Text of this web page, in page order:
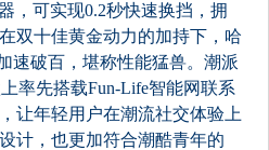
，可实现0.2秒快速换挡，拥
双十佳黄金动力的加持下，哈
速破百，堪称性能猛兽。潮派
率先搭载Fun-Life智能网联系
让年轻用户在潮流社交体验上
计，也更加符合潮酷青年的